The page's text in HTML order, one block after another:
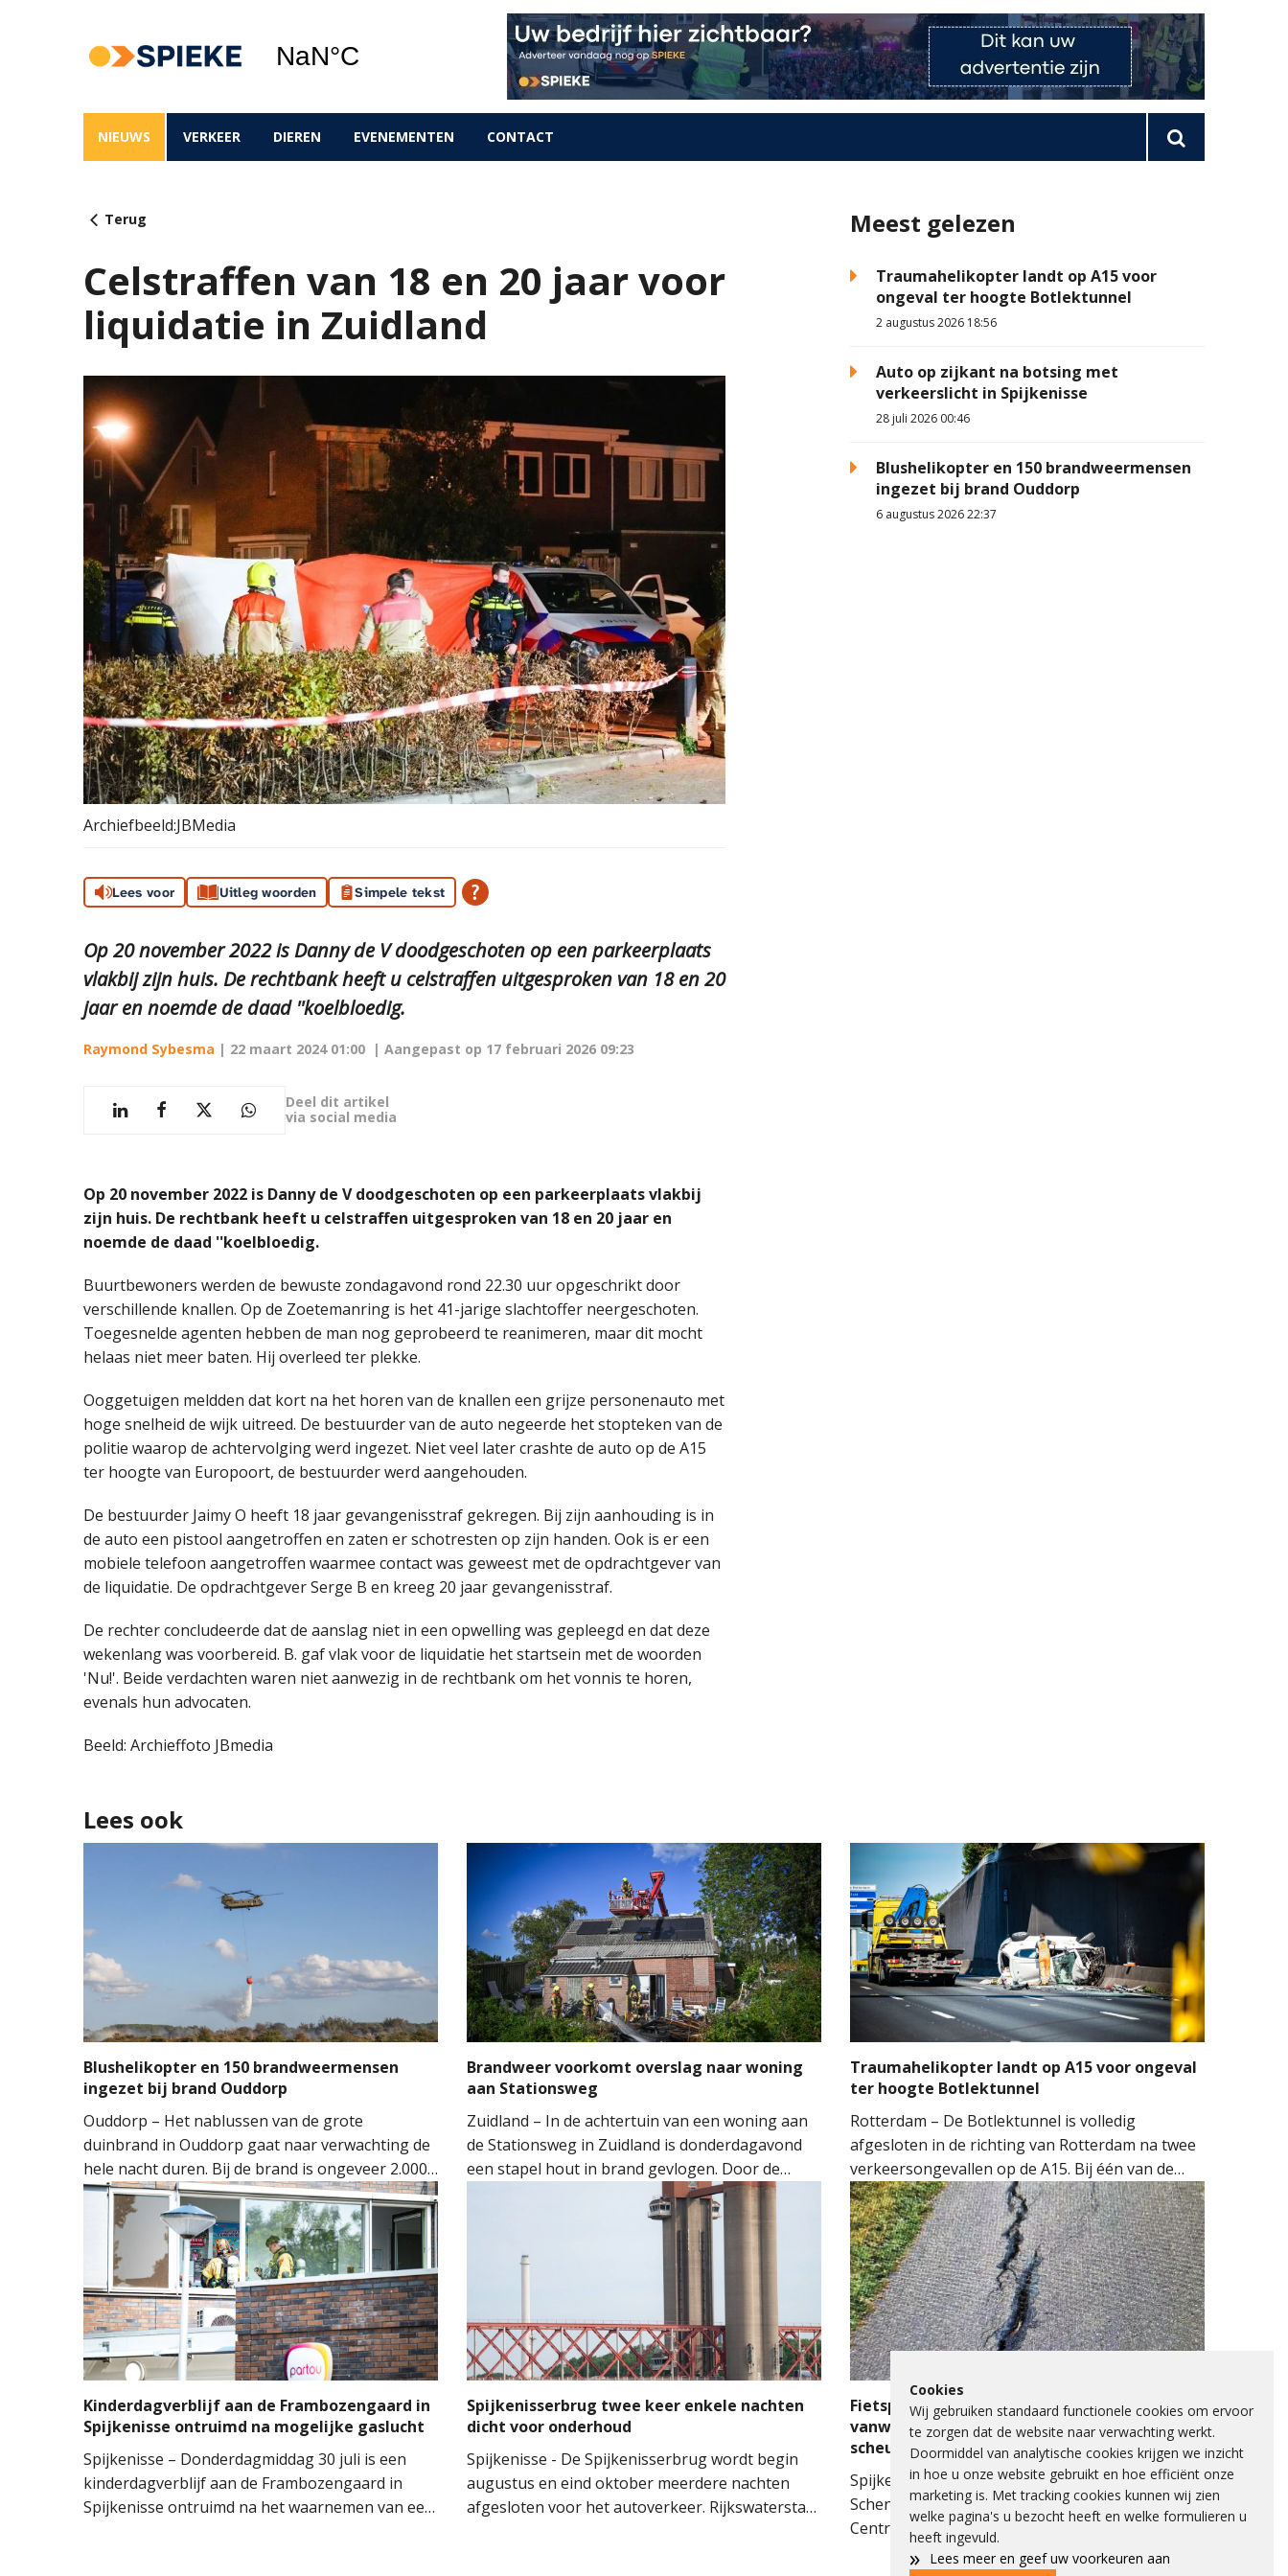
NIEUWS VERKEER DIEREN EVENEMENTEN CONTACT
Terug
Celstraffen van 18 en 20 jaar voor
liquidatie in Zuidland
Archiefbeeld:JBMedia
Lees voor Uitleg woorden Simpele tekst
Op 20 november 2022 is Danny de V doodgeschoten op een parkeerplaats
vlakbij zijn huis. De rechtbank heeft u celstraffen uitgesproken van 18 en 20
jaar en noemde de daad ''koelbloedig.
Raymond Sybesma | 22 maart 2024 01:00 | Aangepast op 17 februari 2026 09:23
Deel dit artikel
via social media
Op 20 november 2022 is Danny de V doodgeschoten op een parkeerplaats vlakbij
zijn huis. De rechtbank heeft u celstraffen uitgesproken van 18 en 20 jaar en
noemde de daad ''koelbloedig.
Buurtbewoners werden de bewuste zondagavond rond 22.30 uur opgeschrikt door
verschillende knallen. Op de Zoetemanring is het 41-jarige slachtoffer neergeschoten.
Toegesnelde agenten hebben de man nog geprobeerd te reanimeren, maar dit mocht
helaas niet meer baten. Hij overleed ter plekke.
Ooggetuigen meldden dat kort na het horen van de knallen een grijze personenauto met
hoge snelheid de wijk uitreed. De bestuurder van de auto negeerde het stopteken van de
politie waarop de achtervolging werd ingezet. Niet veel later crashte de auto op de A15
ter hoogte van Europoort, de bestuurder werd aangehouden.
De bestuurder Jaimy O heeft 18 jaar gevangenisstraf gekregen. Bij zijn aanhouding is in
de auto een pistool aangetroffen en zaten er schotresten op zijn handen. Ook is er een
mobiele telefoon aangetroffen waarmee contact was geweest met de opdrachtgever van
de liquidatie. De opdrachtgever Serge B en kreeg 20 jaar gevangenisstraf.
De rechter concludeerde dat de aanslag niet in een opwelling was gepleegd en dat deze
wekenlang was voorbereid. B. gaf vlak voor de liquidatie het startsein met de woorden
'Nu!'. Beide verdachten waren niet aanwezig in de rechtbank om het vonnis te horen,
evenals hun advocaten.
Beeld: Archieffoto JBmedia
Meest gelezen
Traumahelikopter landt op A15 voor
ongeval ter hoogte Botlektunnel
2 augustus 2026 18:56
Auto op zijkant na botsing met
verkeerslicht in Spijkenisse
28 juli 2026 00:46
Blushelikopter en 150 brandweermensen
ingezet bij brand Ouddorp
6 augustus 2026 22:37
Lees ook
Blushelikopter en 150 brandweermensen
ingezet bij brand Ouddorp
Ouddorp – Het nablussen van de grote
duinbrand in Ouddorp gaat naar verwachting de
hele nacht duren. Bij de brand is ongeveer 2.000
vierkante meter natuur verloren gegaan. De
brand ontstond rond 14.00 uur, waarna de
brandweer groots opschaalde. Tientallen
brandweervoertuigen en ongeveer 150
brandweermensen werden ingezet om het vuur
onder controle te krijgen.
Brandweer voorkomt overslag naar woning
aan Stationsweg
Zuidland – In de achtertuin van een woning aan
de Stationsweg in Zuidland is donderdagavond
een stapel hout in brand gevlogen. Door de
snelle inzet van de brandweer kon worden
voorkomen dat het vuur oversloeg naar de
Traumahelikopter landt op A15 voor ongeval
ter hoogte Botlektunnel
Rotterdam – De Botlektunnel is volledig
afgesloten in de richting van Rotterdam na twee
verkeersongevallen op de A15. Bij één van de
ongevallen sloeg een auto over de kop.
Hulpdiensten kwamen massaal ter plaatse.
Meerdere ambulances, de brandweer en het
Mobiel Medisch Team (MMT) werden ingezet. De
traumahelikopter landde op de snelweg om
medische assistentie te verlenen.
Kinderdagverblijf aan de Frambozengaard in
Spijkenisse ontruimd na mogelijke gaslucht
Spijkenisse – Donderdagmiddag 30 juli is een
kinderdagverblijf aan de Frambozengaard in
Spijkenisse ontruimd na het waarnemen van een
Spijkenisserbrug twee keer enkele nachten
dicht voor onderhoud
Spijkenisse - De Spijkenisserbrug wordt begin
augustus en eind oktober meerdere nachten
afgesloten voor het autoverkeer. Rijkswaterstaat
Fietspad Lange Schenkeldijk afgesloten
vanwege verzakking asfalt en ernstige
scheuren
Spijkenisse - Het fietspad op de Lange
Schenkeldijk langs het Spijkenisse Medisch
Centrum is de komende dagen afgesloten
vanwege een onveilige situatie. Een deel van het
Cookies
Wij gebruiken standaard functionele cookies om ervoor
te zorgen dat de website naar verwachting werkt.
Doormiddel van analytische cookies krijgen we inzicht
in hoe u onze website gebruikt en hoe efficiënt onze
marketing is. Met tracking cookies kunnen wij zien
welke pagina's u bezocht heeft en welke formulieren u
heeft ingevuld.
» Lees meer en geef uw voorkeuren aan